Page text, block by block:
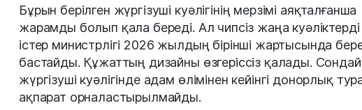
Бұрын берілген жүргізуші куәлігінің мерзімі аяқталғанша
жарамды болып қала береді. Ал чипсіз жаңа куәліктерді
істер министрлігі 2026 жылдың бірінші жартысында
бастайды. Құжаттың дизайны өзгеріссіз қалады.
жүргізуші куәлігінде адам өлімінен кейінгі донорлық
ақпарат орналастырылмайды.